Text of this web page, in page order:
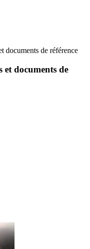
documents de référence
et documents de